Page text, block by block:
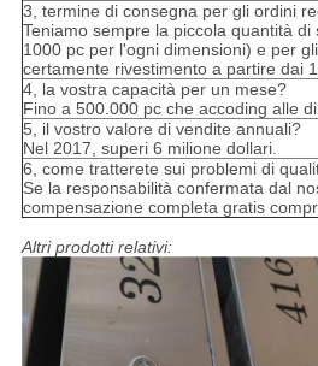
3, termine di consegna per gli ordini
Teniamo sempre la piccola quantità
1000 pc per l'ogni dimensioni) e per
certamente rivestimento a partire dai
4, la vostra capacità per un mese?
Fino a 500.000 pc che accoding alle
5, il vostro valore di vendite annuali?
Nel 2017, superi 6 milione dollari.
6, come tratterete sui problemi di
Se la responsabilità confermata dal
compensazione completa gratis
Altri prodotti relativi: